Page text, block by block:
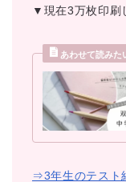
▼現在3万枚印刷
⇒3年生のテスト